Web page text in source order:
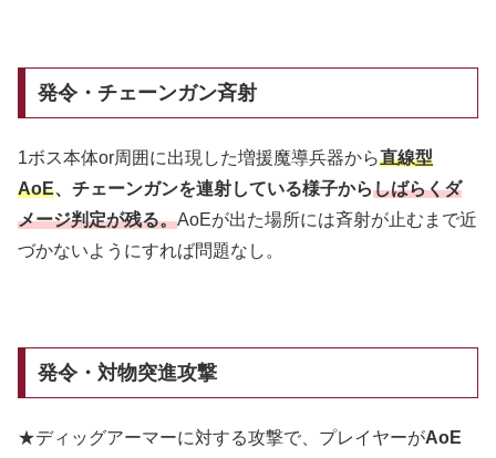
発令・チェーンガン斉射
1ボス本体or周囲に出現した増援魔導兵器から直線型
AoE、チェーンガンを連射している様子からしばらくダ
メージ判定が残る。AoEが出た場所には斉射が止むまで近
づかないようにすれば問題なし。
発令・対物突進攻撃
★ディッグアーマーに対する攻撃で、プレイヤーがAoE